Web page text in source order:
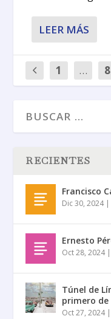
LEER MÁS
1 … 8
RECIENTES
Francisco
Dic 30, 2024|
Ernesto
Oct 28, 2024|
Túnel de
primero de
Oct 27, 2024|